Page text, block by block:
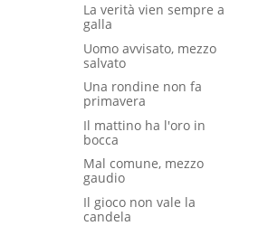
La verità vien sempre a
galla
Uomo avvisato, mezzo
salvato
Una rondine non fa
primavera
Il mattino ha l'oro in
bocca
Mal comune, mezzo
gaudio
Il gioco non vale la
candela